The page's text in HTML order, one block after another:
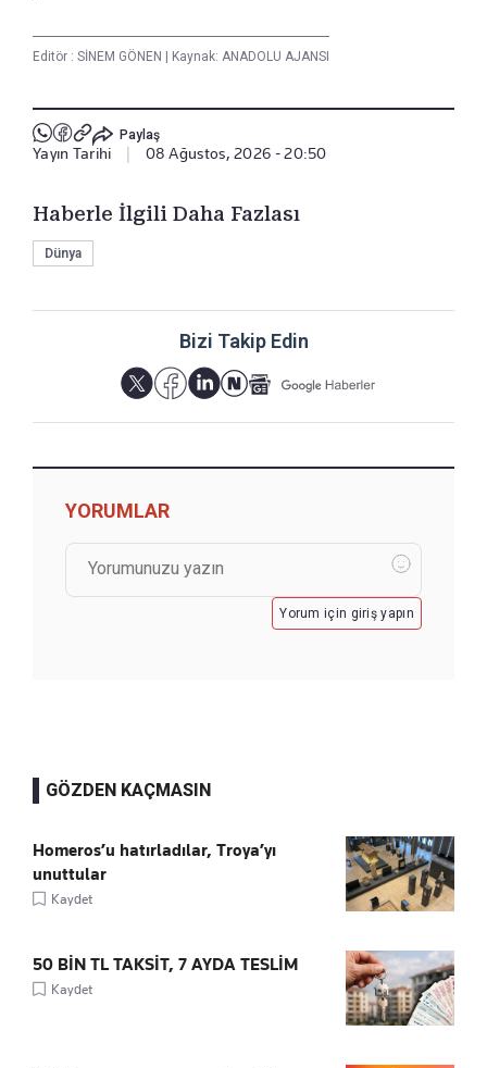
Editör : SİNEM GÖNEN Kaynak: ANADOLU AJANSI
Paylaş
Yayın Tarihi 08 Ağustos, 2026 - 20:50
Haberle İlgili Daha Fazlası
Dünya
Bizi Takip Edin
YORUMLAR
Yorum için giriş yapın
GÖZDEN KAÇMASIN
Homeros’u hatırladılar, Troya’yı
unuttular
Kaydet
50 BİN TL TAKSİT, 7 AYDA TESLİM
Kaydet